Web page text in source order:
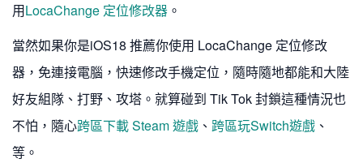
用LocaChange 定位修改器 。
當然如果你是iOS18 推薦你使用 LocaChange 定位修改
器，免連接電腦，快速修改手機定位，隨時隨地都能和大陸
好友組隊、打野、攻塔。就算碰到 Tik Tok 封鎖這種情況也
不怕，隨心跨區下載 Steam 遊戲 、 跨區玩Switch遊戲 、
等。